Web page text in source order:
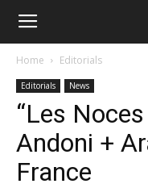
Home Editorials
Editorials News
“Les
Andoni +
France